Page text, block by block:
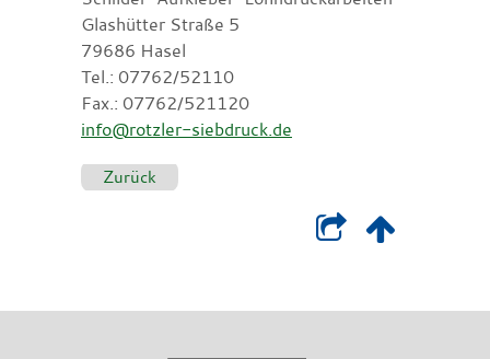
Glashütter Straße 5
79686 Hasel
Tel.: 07762/52110
Fax.: 07762/521120
info@rotzler-siebdruck.de
Zurück